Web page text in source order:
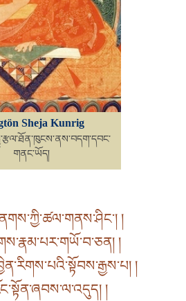
Sheja Kunrig
གནང་ཡོད།
།
།
།
།